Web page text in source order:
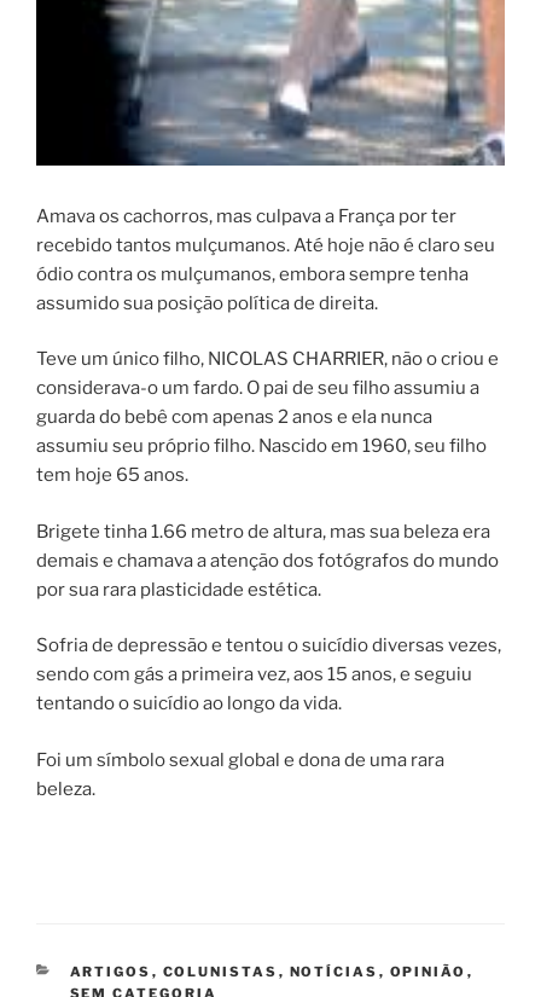
Amava os cachorros, mas culpava a França por ter
recebido tantos mulçumanos. Até hoje não é claro seu
ódio contra os mulçumanos, embora sempre tenha
assumido sua posição política de direita.
Teve um único filho, NICOLAS CHARRIER, não o criou e
considerava-o um fardo. O pai de seu filho assumiu a
guarda do bebê com apenas 2 anos e ela nunca
assumiu seu próprio filho. Nascido em 1960, seu filho
tem hoje 65 anos.
Brigete tinha 1.66 metro de altura, mas sua beleza era
demais e chamava a atenção dos fotógrafos do mundo
por sua rara plasticidade estética.
Sofria de depressão e tentou o suicídio diversas vezes,
sendo com gás a primeira vez, aos 15 anos, e seguiu
tentando o suicídio ao longo da vida.
Foi um símbolo sexual global e dona de uma rara
beleza.
CATEGORIAS
ARTIGOS , COLUNISTAS , NOTÍCIAS , OPINIÃO ,
SEM CATEGORIA